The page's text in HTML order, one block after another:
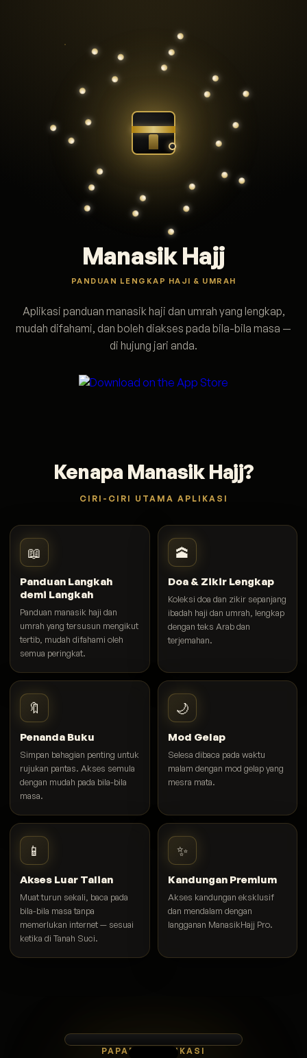
Manasik Hajj
PANDUAN LENGKAP HAJI & UMRAH
Aplikasi panduan manasik haji dan umrah yang lengkap,
mudah difahami, dan boleh diakses pada bila-bila masa —
di hujung jari anda.
Kenapa Manasik Hajj?
CIRI-CIRI UTAMA APLIKASI
📖
Panduan Langkah
demi Langkah
Panduan manasik haji dan
umrah yang tersusun mengikut
tertib, mudah difahami oleh
semua peringkat.
🕋
Doa & Zikir Lengkap
Koleksi doa dan zikir sepanjang
ibadah haji dan umrah, lengkap
dengan teks Arab dan
terjemahan.
🔖
Penanda Buku
Simpan bahagian penting untuk
rujukan pantas. Akses semula
dengan mudah pada bila-bila
masa.
🌙
Mod Gelap
Selesa dibaca pada waktu
malam dengan mod gelap yang
mesra mata.
📱
Akses Luar Talian
Muat turun sekali, baca pada
bila-bila masa tanpa
memerlukan internet — sesuai
ketika di Tanah Suci.
✨
Kandungan Premium
Akses kandungan eksklusif
dan mendalam dengan
langganan ManasikHajj Pro.
PAPARAN APLIKASI